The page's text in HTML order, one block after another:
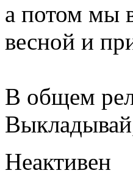
а потом мы
весной и
В общем
Неактивен